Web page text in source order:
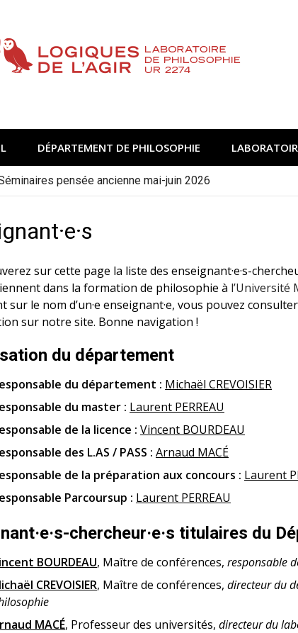
DÉPARTEMENT DE PHILOSOPHIE
hors les murs mai-juin-juillet 2026
sur cette page la liste des enseignant·e·s-
dans la formation de philosophie à l’Université
sur le nom d’un·e enseignant·e, vous pouvez
sur notre site. Bonne navigation !
du département
du département : Michaël CREVOISIER
du master : Laurent PERREAU
de la licence : Vincent BOURDEAU
des L.AS / PASS : Arnaud MACÉ
de la préparation aux concours : Laurent
Parcoursup : Laurent PERREAU
chercheur·e·s titulaires du
BOURDEAU, Maître de conférences, responsable
CREVOISIER, Maître de conférences, directeur du
MACÉ, Professeur des universités, directeur du